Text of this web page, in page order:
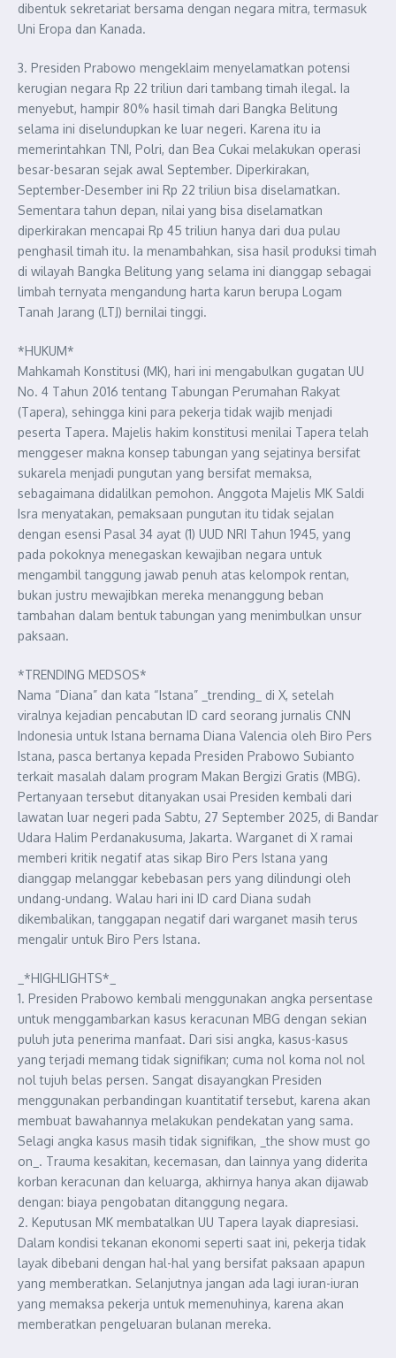
dibentuk sekretariat bersama dengan negara mitra, termasuk
Uni Eropa dan Kanada.
3. Presiden Prabowo mengeklaim menyelamatkan potensi
kerugian negara Rp 22 triliun dari tambang timah ilegal. Ia
menyebut, hampir 80% hasil timah dari Bangka Belitung
selama ini diselundupkan ke luar negeri. Karena itu ia
memerintahkan TNI, Polri, dan Bea Cukai melakukan operasi
besar-besaran sejak awal September. Diperkirakan,
September-Desember ini Rp 22 triliun bisa diselamatkan.
Sementara tahun depan, nilai yang bisa diselamatkan
diperkirakan mencapai Rp 45 triliun hanya dari dua pulau
penghasil timah itu. Ia menambahkan, sisa hasil produksi timah
di wilayah Bangka Belitung yang selama ini dianggap sebagai
limbah ternyata mengandung harta karun berupa Logam
Tanah Jarang (LTJ) bernilai tinggi.
*HUKUM*
Mahkamah Konstitusi (MK), hari ini mengabulkan gugatan UU
No. 4 Tahun 2016 tentang Tabungan Perumahan Rakyat
(Tapera), sehingga kini para pekerja tidak wajib menjadi
peserta Tapera. Majelis hakim konstitusi menilai Tapera telah
menggeser makna konsep tabungan yang sejatinya bersifat
sukarela menjadi pungutan yang bersifat memaksa,
sebagaimana didalilkan pemohon. Anggota Majelis MK Saldi
Isra menyatakan, pemaksaan pungutan itu tidak sejalan
dengan esensi Pasal 34 ayat (1) UUD NRI Tahun 1945, yang
pada pokoknya menegaskan kewajiban negara untuk
mengambil tanggung jawab penuh atas kelompok rentan,
bukan justru mewajibkan mereka menanggung beban
tambahan dalam bentuk tabungan yang menimbulkan unsur
paksaan.
*TRENDING MEDSOS*
Nama “Diana” dan kata “Istana” _trending_ di X, setelah
viralnya kejadian pencabutan ID card seorang jurnalis CNN
Indonesia untuk Istana bernama Diana Valencia oleh Biro Pers
Istana, pasca bertanya kepada Presiden Prabowo Subianto
terkait masalah dalam program Makan Bergizi Gratis (MBG).
Pertanyaan tersebut ditanyakan usai Presiden kembali dari
lawatan luar negeri pada Sabtu, 27 September 2025, di Bandar
Udara Halim Perdanakusuma, Jakarta. Warganet di X ramai
memberi kritik negatif atas sikap Biro Pers Istana yang
dianggap melanggar kebebasan pers yang dilindungi oleh
undang-undang. Walau hari ini ID card Diana sudah
dikembalikan, tanggapan negatif dari warganet masih terus
mengalir untuk Biro Pers Istana.
_*HIGHLIGHTS*_
1. Presiden Prabowo kembali menggunakan angka persentase
untuk menggambarkan kasus keracunan MBG dengan sekian
puluh juta penerima manfaat. Dari sisi angka, kasus-kasus
yang terjadi memang tidak signifikan; cuma nol koma nol nol
nol tujuh belas persen. Sangat disayangkan Presiden
menggunakan perbandingan kuantitatif tersebut, karena akan
membuat bawahannya melakukan pendekatan yang sama.
Selagi angka kasus masih tidak signifikan, _the show must go
on_. Trauma kesakitan, kecemasan, dan lainnya yang diderita
korban keracunan dan keluarga, akhirnya hanya akan dijawab
dengan: biaya pengobatan ditanggung negara.
2. Keputusan MK membatalkan UU Tapera layak diapresiasi.
Dalam kondisi tekanan ekonomi seperti saat ini, pekerja tidak
layak dibebani dengan hal-hal yang bersifat paksaan apapun
yang memberatkan. Selanjutnya jangan ada lagi iuran-iuran
yang memaksa pekerja untuk memenuhinya, karena akan
memberatkan pengeluaran bulanan mereka.